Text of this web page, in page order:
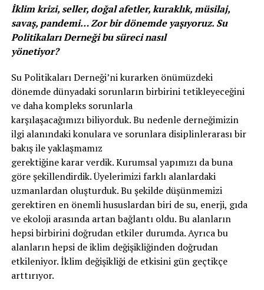
İklim krizi, seller, doğal afetler, kuraklık, müsilaj,
savaş, pandemi… Zor bir dönemde yaşıyoruz. Su
Politikaları Derneği bu süreci nasıl
yönetiyor?
Su Politikaları Derneği’ni kurarken önümüzdeki
dönemde dünyadaki sorunların birbirini tetikleyeceğini
ve daha kompleks sorunlarla
karşılaşacağımızı biliyorduk. Bu nedenle derneğimizin
ilgi alanındaki konulara ve sorunlara disiplinlerarası bir
bakış ile yaklaşmamız
gerektiğine karar verdik. Kurumsal yapımızı da buna
göre şekillendirdik. Üyelerimizi farklı alanlardaki
uzmanlardan oluşturduk. Bu şekilde düşünmemizi
gerektiren en önemli hususlardan biri de su, enerji, gıda
ve ekoloji arasında artan bağlantı oldu. Bu alanların
hepsi birbirini doğrudan etkiler durumda. Ayrıca bu
alanların hepsi de iklim değişikliğinden doğrudan
etkileniyor. İklim değişikliği de etkisini gün geçtikçe
arttırıyor.